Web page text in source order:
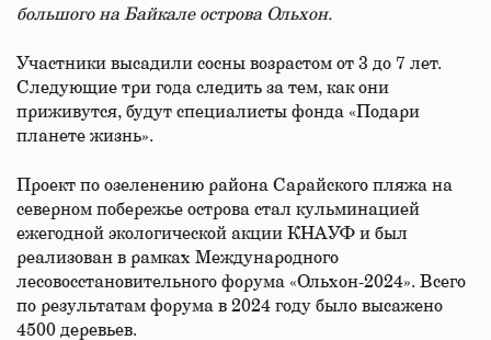
большого на Байкале острова Ольхон.
Участники высадили сосны возрастом от 3 до 7 лет.
Следующие три года следить за тем, как они
приживутся, будут специалисты фонда «Подари
планете жизнь».
Проект по озеленению района Сарайского пляжа на
северном побережье острова стал кульминацией
ежегодной экологической акции КНАУФ и был
реализован в рамках Международного
лесовосстановительного форума «Ольхон-2024». Всего
по результатам форума в 2024 году было высажено
4500 деревьев.